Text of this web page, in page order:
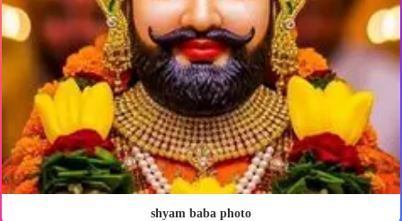
shyam baba photo